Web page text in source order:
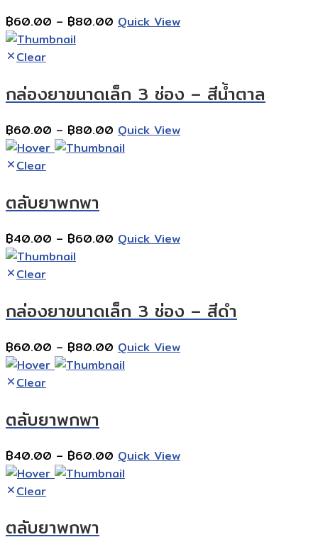
฿60.00 – ฿80.00 Price
฿80.00
Quick View
Clear
กล่องยาขนาดเล็ก 3 ช่อง – สีนํ้าตาล
฿60.00 – ฿80.00 Price
range:
Quick View
Clear
ตลับยาพกพา
฿40.00 – ฿60.00 Price
฿60.00
Quick View
Clear
กล่องยาขนาดเล็ก 3 ช่อง – สีดำ
฿60.00 – ฿80.00 Price
range:
Quick View
Clear
ตลับยาพกพา
฿40.00 – ฿60.00 Price
range:
Quick View
Clear
ตลับยาพกพา